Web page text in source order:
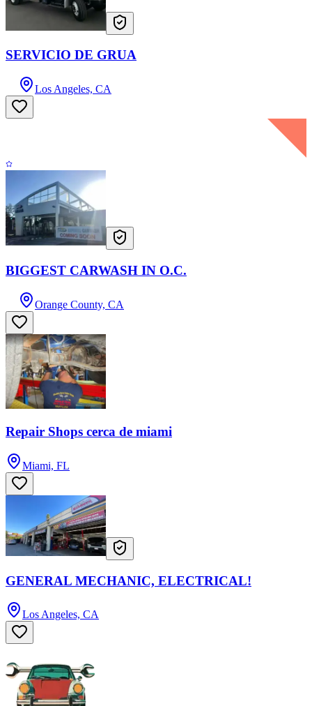
SERVICIO DE GRUA
Los Angeles, CA
BIGGEST CARWASH IN O.C.
Orange County, CA
Repair Shops cerca de miami
Miami, FL
GENERAL MECHANIC, ELECTRICAL!
Los Angeles, CA